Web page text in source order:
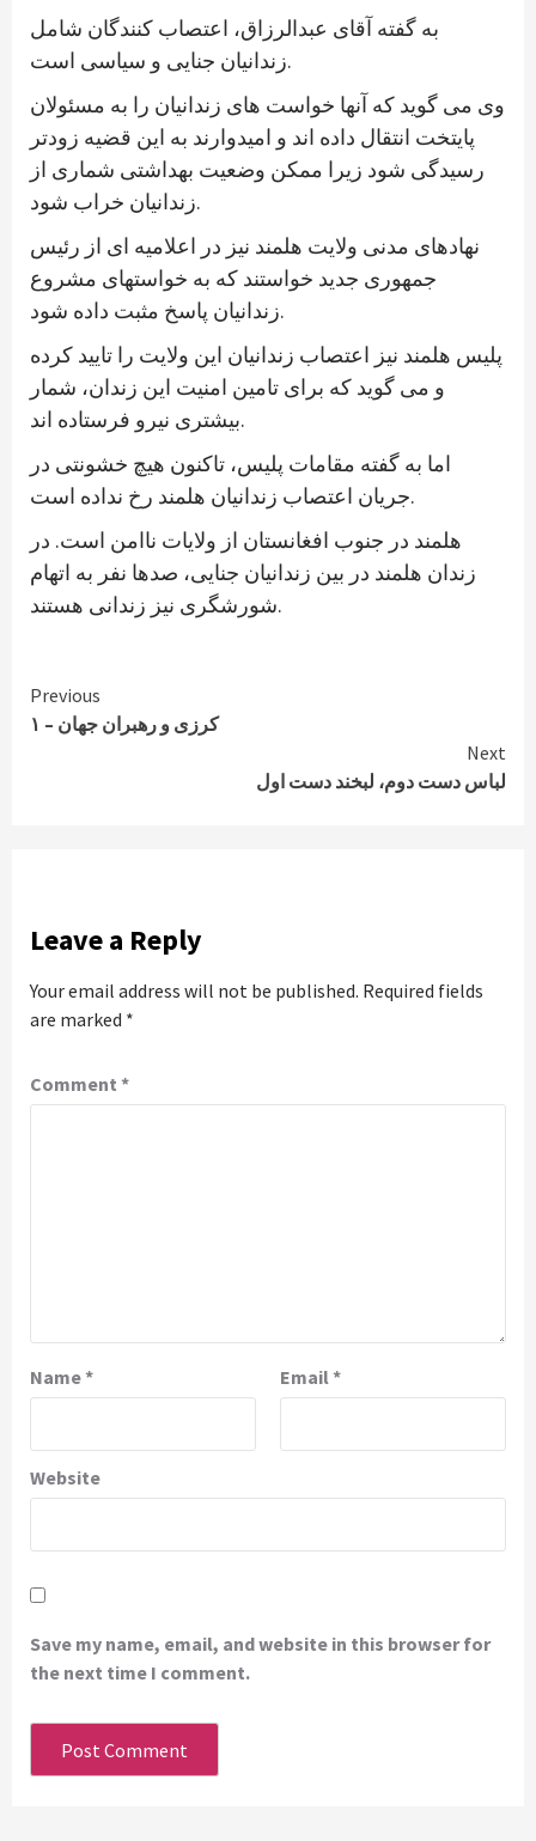
به گفته آقای عبدالرزاق، اعتصاب کنندگان شامل
زندانیان جنایی و سیاسی است.
وی می گوید که آنها خواست های زندانیان را به مسئولان
پایتخت انتقال داده اند و امیدوارند به این قضیه زودتر
رسیدگی شود زیرا ممکن وضعیت بهداشتی شماری از
زندانیان خراب شود.
نهادهای مدنی ولایت هلمند نیز در اعلامیه ای از رئیس
جمهوری جدید خواستند که به خواستهای مشروع
زندانیان پاسخ مثبت داده شود.
پلیس هلمند نیز اعتصاب زندانیان این ولایت را تایید کرده
و می گوید که برای تامین امنیت این زندان، شمار
بیشتری نیرو فرستاده اند.
اما به گفته مقامات پلیس، تاکنون هیچ خشونتی در
جریان اعتصاب زندانیان هلمند رخ نداده است.
هلمند در جنوب افغانستان از ولایات ناامن است. در
زندان هلمند در بین زندانیان جنایی، صدها نفر به اتهام
شورشگری نیز زندانی هستند.
Continue
Reading
Previous
کرزی و رهبران جهان – ۱
Next
لباس دست دوم، لبخند دست اول
Leave a Reply
Your email address will not be published. Required fields
are marked *
Comment *
Name* Email*
Website
Save my name, email, and website in this browser for
the next time I comment.